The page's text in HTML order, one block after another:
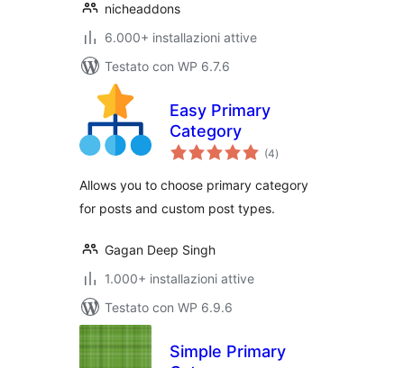
nicheaddons
6.000+ installazioni attive
Testato con WP 6.7.6
Easy Primary
Category
(4valutazioni
totali
)
Allows you to choose primary category
for posts and custom post types.
Gagan Deep Singh
1.000+ installazioni attive
Testato con WP 6.9.6
Simple Primary